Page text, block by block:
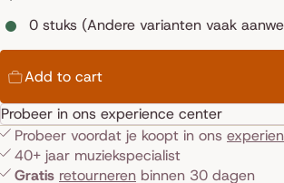
0 stuks (Andere varianten vaak
Add to cart
Probeer in ons experience center
Probeer voordat je koopt in ons
40+ jaar muziekspecialist
Gratis retourneren binnen 30 dagen